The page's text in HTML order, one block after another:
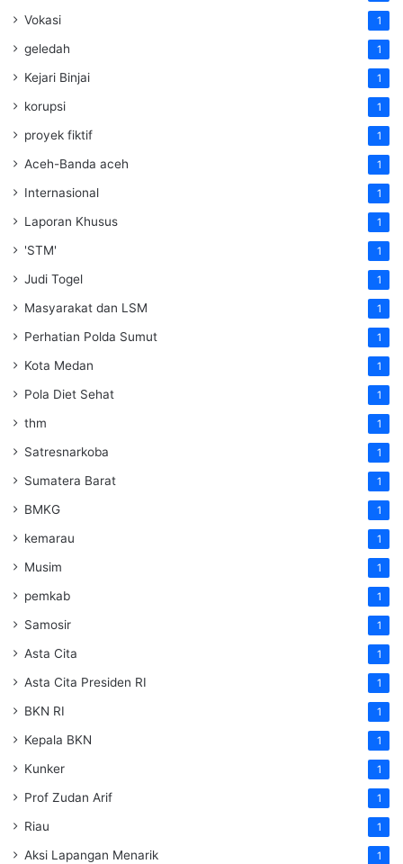
Vokasi 1
geledah 1
Kejari Binjai 1
korupsi 1
proyek fiktif 1
Aceh-Banda aceh 1
Internasional 1
Laporan Khusus 1
'STM' 1
Judi Togel 1
Masyarakat dan LSM 1
Perhatian Polda Sumut 1
Kota Medan 1
Pola Diet Sehat 1
thm 1
Satresnarkoba 1
Sumatera Barat 1
BMKG 1
kemarau 1
Musim 1
pemkab 1
Samosir 1
Asta Cita 1
Asta Cita Presiden RI 1
BKN RI 1
Kepala BKN 1
Kunker 1
Prof Zudan Arif 1
Riau 1
Aksi Lapangan Menarik 1